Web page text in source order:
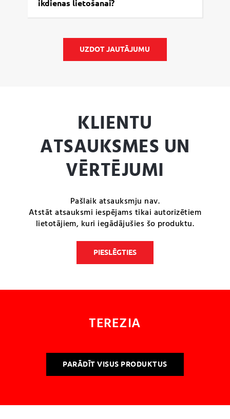
ikdienas lietošanai?
UZDOT JAUTĀJUMU
KLIENTU
ATSAUKSMES UN
VĒRTĒJUMI
Pašlaik atsauksmju nav.
Atstāt atsauksmi iespējams tikai autorizētiem
lietotājiem, kuri iegādājušies šo produktu.
PIESLĒGTIES
TEREZIA
PARĀDĪT VISUS PRODUKTUS